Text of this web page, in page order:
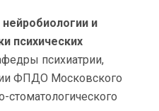
и
психических
психиатрии,
ФПДО Московского
стоматологического